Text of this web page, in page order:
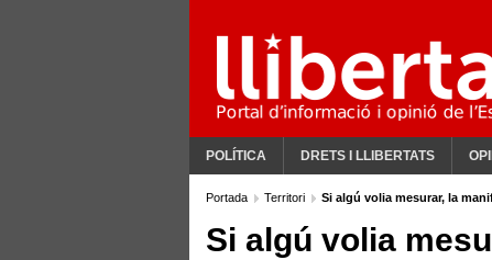
POLÍTICA DRETS I LLIBERTATS
Portada Territori Si algú volia mesurar, la
Si algú volia